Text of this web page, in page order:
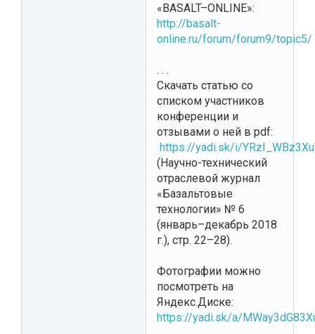
«BASALT–ONLINE»:
http://basalt-
online.ru/forum/forum9/topic5/
. . .
Скачать статью со
списком участников
конференции и
отзывами о ней в pdf:
https://yadi.sk/i/
(Научно-технический
отраслевой журнал
«Базальтовые
технологии» № 6
(январь–декабрь 2018
г.), стр. 22–28).
Фотографии можно
посмотреть на
Яндекс.Диске:
https://yadi.sk/a/